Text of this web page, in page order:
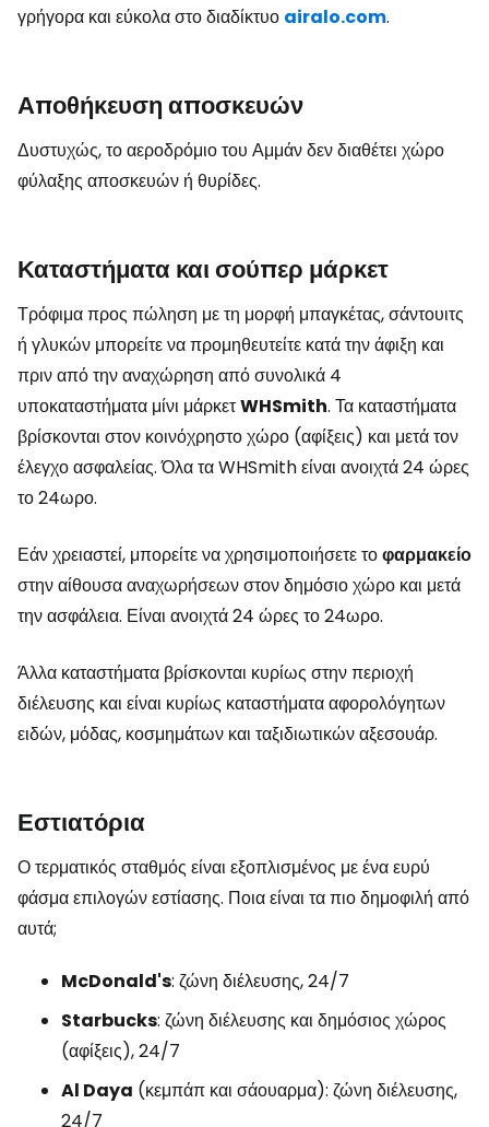
γρήγορα και εύκολα στο διαδίκτυο airalo.com.
Αποθήκευση αποσκευών
Δυστυχώς, το αεροδρόμιο του Αμμάν δεν διαθέτει χώρο
φύλαξης αποσκευών ή θυρίδες.
Καταστήματα και σούπερ μάρκετ
Τρόφιμα προς πώληση με τη μορφή μπαγκέτας, σάντουιτς
ή γλυκών μπορείτε να προμηθευτείτε κατά την άφιξη και
πριν από την αναχώρηση από συνολικά 4
υποκαταστήματα μίνι μάρκετWHSmith. Τα καταστήματα
βρίσκονται στον κοινόχρηστο χώρο (αφίξεις) και μετά τον
έλεγχο ασφαλείας. Όλα τα WHSmith είναι ανοιχτά 24 ώρες
το 24ωρο.
Εάν χρειαστεί, μπορείτε να χρησιμοποιήσετε τοφαρμακείο
στην αίθουσα αναχωρήσεων στον δημόσιο χώρο και μετά
την ασφάλεια. Είναι ανοιχτά 24 ώρες το 24ωρο.
Άλλα καταστήματα βρίσκονται κυρίως στην περιοχή
διέλευσης και είναι κυρίως καταστήματα αφορολόγητων
ειδών, μόδας, κοσμημάτων και ταξιδιωτικών αξεσουάρ.
Εστιατόρια
Ο τερματικός σταθμός είναι εξοπλισμένος με ένα ευρύ
φάσμα επιλογών εστίασης. Ποια είναι τα πιο δημοφιλή από
αυτά;
McDonald's: ζώνη διέλευσης, 24/7
Starbucks: ζώνη διέλευσης και δημόσιος χώρος
(αφίξεις), 24/7
Al Daya (κεμπάπ και σάουαρμα): ζώνη διέλευσης,
24/7